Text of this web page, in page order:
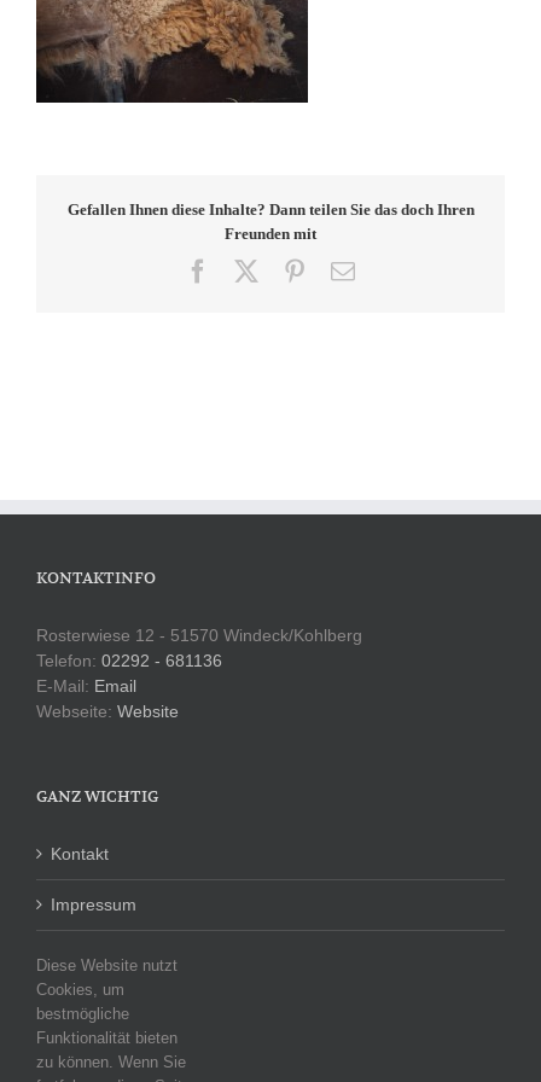
Gefallen Ihnen diese Inhalte? Dann teilen Sie das doch Ihren
Freunden mit
Facebook Pinterest
E-
KONTAKTINFO
Rosterwiese 12 - 51570 Windeck/Kohlberg
Telefon: 02292 - 681136
E-Mail: Email
Webseite: Website
GANZ WICHTIG
Kontakt
Impressum
Datenschutzerklärung
KATEGORIEN
Diese Website nutzt
Cookies, um
bestmögliche
Funktionalität bieten
zu können. Wenn Sie